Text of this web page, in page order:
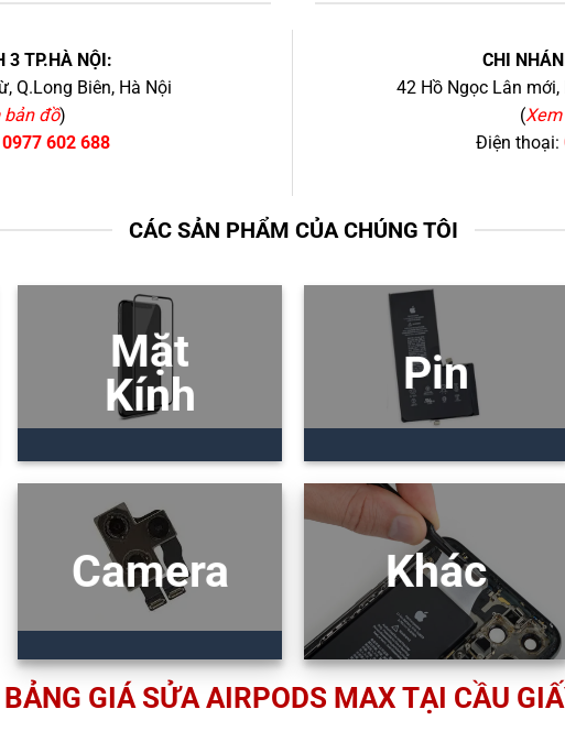
3 TP.HÀ NỘI:
Q.Long Biên, Hà Nội
bản đồ)
0977 602 688
CHI
42 Hồ Ngọc Lân mới,
(
Điện thoại:
CÁC SẢN PHẨM CỦA CHÚNG TÔI
Mặt
Kính
Pin
Camera Khác
BẢNG GIÁ SỬA AIRPODS MAX TẠI CẦU